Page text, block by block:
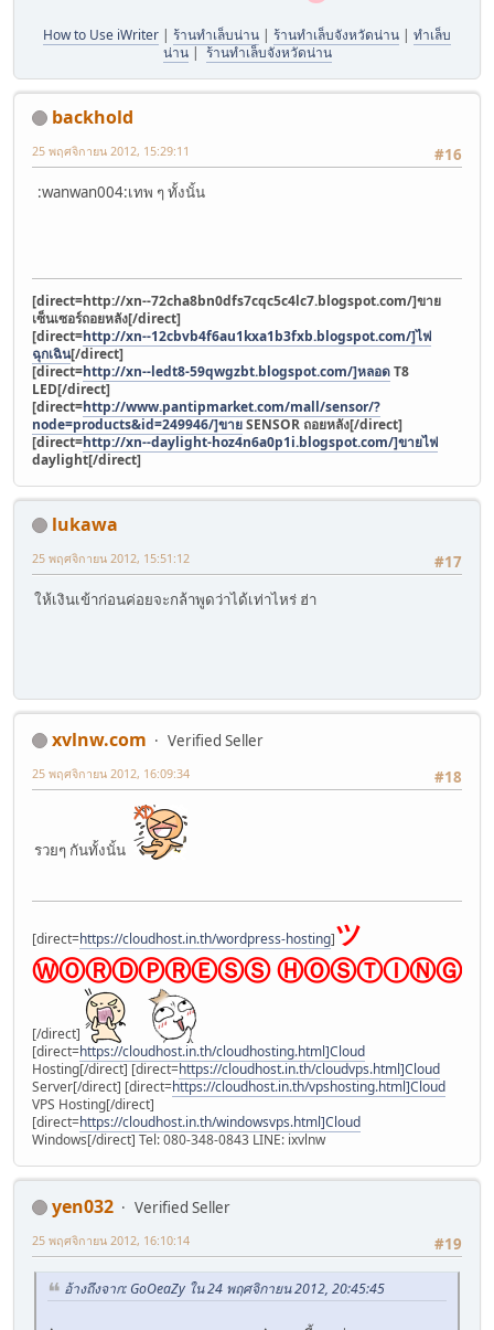
How to Use iWriter | ร้านทำเล็บน่าน | ร้านทำเล็บจังหวัดน่าน | ทำเล็บ
น่าน| ร้านทำเล็บจังหวัดน่าน
backhold
#16
25 พฤศจิกายน 2012, 15:29:11
:wanwan004:เทพ ๆ ทั้งนั้น
[direct=http://xn--72cha8bn0dfs7cqc5c4lc7.blogspot.com/]ขาย
เซ็นเซอร์ถอยหลัง[/direct]
[direct=http://xn--12cbvb4f6au1kxa1b3fxb.blogspot.com/]ไฟ
ฉุกเฉิน[/direct]
[direct=http://xn--ledt8-59qwgzbt.blogspot.com/]หลอดT8
LED[/direct]
[direct=http://www.pantipmarket.com/mall/sensor/?
node=products&id=249946/]ขายSENSOR ถอยหลัง[/direct]
[direct=http://xn--daylight-hoz4n6a0p1i.blogspot.com/]ขายไฟ
daylight[/direct]
lukawa
#17
25 พฤศจิกายน 2012, 15:51:12
ให้เงินเข้าก่อนค่อยจะกล้าพูดว่าได้เท่าไหร่ ฮ่า
xvlnw.com
Verified Seller
#18
25 พฤศจิกายน 2012, 16:09:34
รวยๆ กันทั้งนั้น
[direct=https://cloudhost.in.th/wordpress-hosting]ツ
ⓌⓄⓇⒹⓅⓇⒺⓈⓈ ⒽⓄⓈⓉⒾⓃⒼ
[/direct]
[direct=https://cloudhost.in.th/cloudhosting.html]Cloud
Hosting[/direct] [direct=https://cloudhost.in.th/cloudvps.html]Cloud
Server[/direct] [direct=https://cloudhost.in.th/vpshosting.html]Cloud
VPS Hosting[/direct]
[direct=https://cloudhost.in.th/windowsvps.html]Cloud
Windows[/direct] Tel: 080-348-0843 LINE: ixvlnw
yen032
Verified Seller
#19
25 พฤศจิกายน 2012, 16:10:14
อ้างถึงจาก: GoOeaZy ใน 24 พฤศจิกายน 2012, 20:45:45